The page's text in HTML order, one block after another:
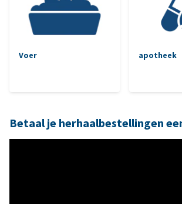
Voer apotheek
Betaal je herhaalbestellingen